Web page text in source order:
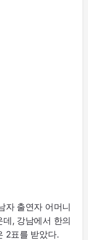
자 출연자 어머니
, 강남에서 한의
2표를 받았다.